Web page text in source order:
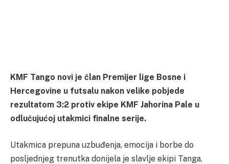
KMF Tango novi je član Premijer lige Bosne i
Hercegovine u futsalu nakon velike pobjede
rezultatom 3:2 protiv ekipe KMF Jahorina Pale u
odlučujućoj utakmici finalne serije.
Utakmica prepuna uzbuđenja, emocija i borbe do
posljednjeg trenutka donijela je slavlje ekipi Tanga,